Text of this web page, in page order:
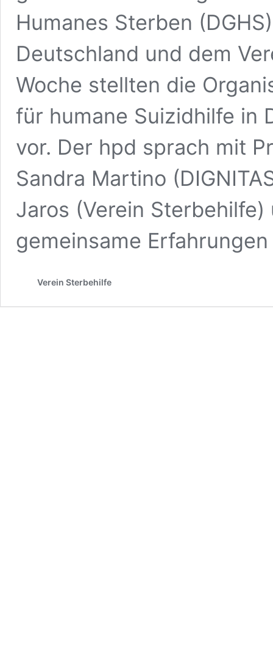
Humanes Sterben
Deutschland und dem
Woche stellten die
für humane Suizidhilfe in
vor. Der hpd sprach mit
Sandra Martino
Jaros (Verein
gemeinsame
Verein Sterbehilfe